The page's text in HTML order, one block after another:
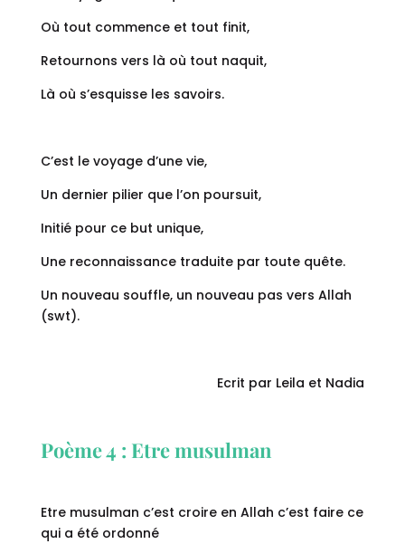
Où tout commence et tout finit,
Retournons vers là où tout naquit,
Là où s’esquisse les savoirs.
C’est le voyage d’une vie,
Un dernier pilier que l’on poursuit,
Initié pour ce but unique,
Une reconnaissance traduite par toute quête.
Un nouveau souffle, un nouveau pas vers Allah
(swt).
Ecrit par Leila et Nadia
Poème 4 : Etre musulman
Etre musulman c’est croire en Allah c’est faire ce
qui a été ordonné